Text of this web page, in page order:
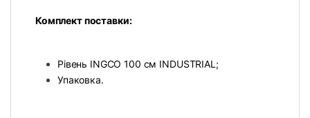
Комплект поставки:
Рівень INGCO 100 см INDUSTRIAL;
Упаковка.